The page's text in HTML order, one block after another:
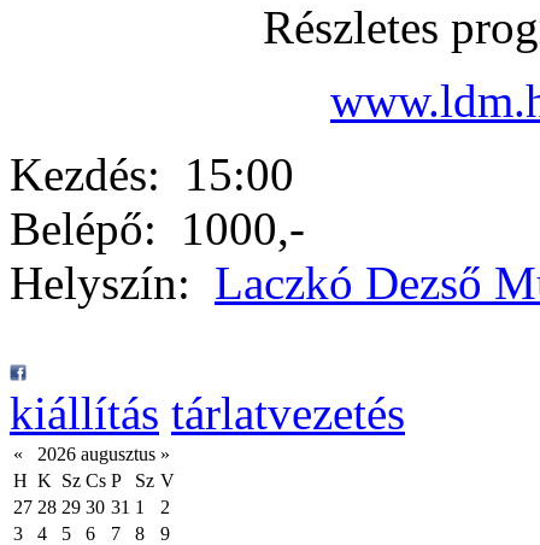
Részletes
Kezdés: 15:00
Belépő: 1000,-
Helyszín: Laczkó Dezső
kiállítás tárlatvezetés
« 2026 augusztus »
H K Sz Cs P Sz V
27 28 29 30 31 1
2
3
4 5 6 7 8
9